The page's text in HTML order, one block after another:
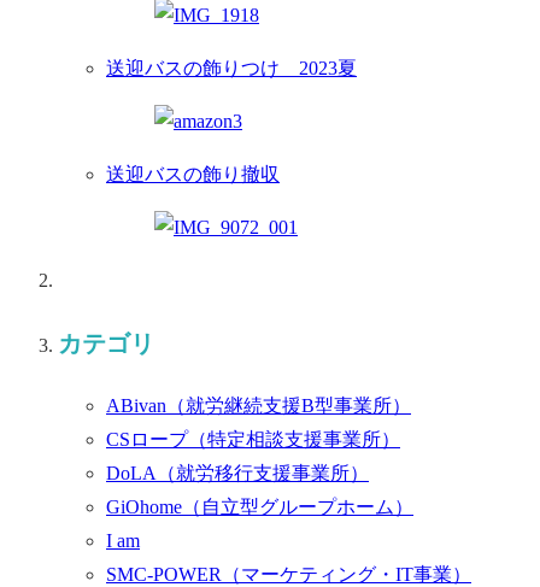
送迎バスの飾りつけ 2023夏
送迎バスの飾り撤収
カテゴリ
ABivan （就労継続支援B型事業所）
CSロープ （特定相談支援事業所）
DoLA （就労移行支援事業所）
GiOhome （自立型グループホーム）
I am
SMC-POWER （マーケティング・IT事業）